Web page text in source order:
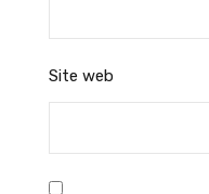
Site web